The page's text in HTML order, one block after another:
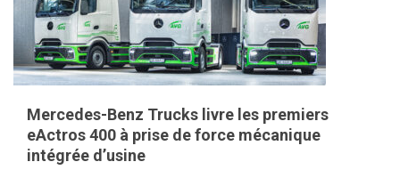
Mercedes-Benz Trucks livre les premiers
eActros 400 à prise de force mécanique
intégrée d’usine